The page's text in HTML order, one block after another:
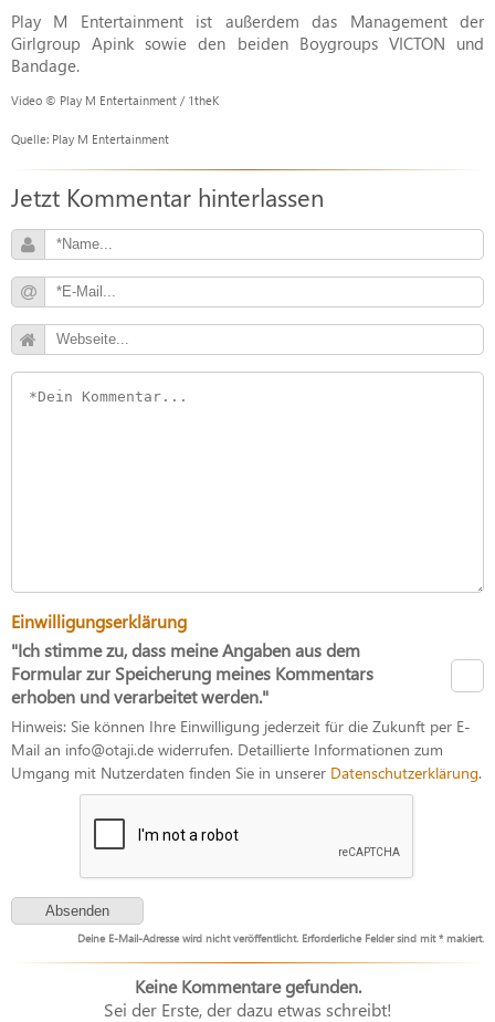
Play M Entertainment ist außerdem das Management der
Girlgroup Apink sowie den beiden Boygroups VICTON und
Bandage.
Video © Play M Entertainment / 1theK
Quelle: Play M Entertainment
Jetzt Kommentar hinterlassen
Einwilligungserklärung
"Ich stimme zu, dass meine Angaben aus dem
Formular zur Speicherung meines Kommentars
erhoben und verarbeitet werden."
Hinweis: Sie können Ihre Einwilligung jederzeit für die Zukunft per E-
Mail an info@otaji.de widerrufen. Detaillierte Informationen zum
Umgang mit Nutzerdaten finden Sie in unserer Datenschutzerklärung
Deine E-Mail-Adresse wird nicht veröffentlicht. Erforderliche Felder sind mit * makiert.
Keine Kommentare gefunden.
Sei der Erste, der dazu etwas schreibt!